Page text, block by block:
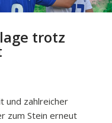
trotz
und zahlreicher
zum Stein erneut